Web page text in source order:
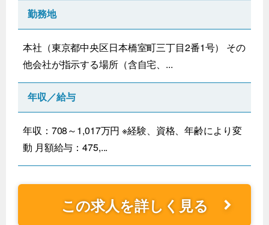
勤務地
本社（東京都中央区日本橋室町三丁目2番1号） その
他会社が指示する場所（含自宅、...
年収／給与
年収：708～1,017万円 ※経験、資格、年齢により変
動 月額給与：475,...
この求人を詳しく見る